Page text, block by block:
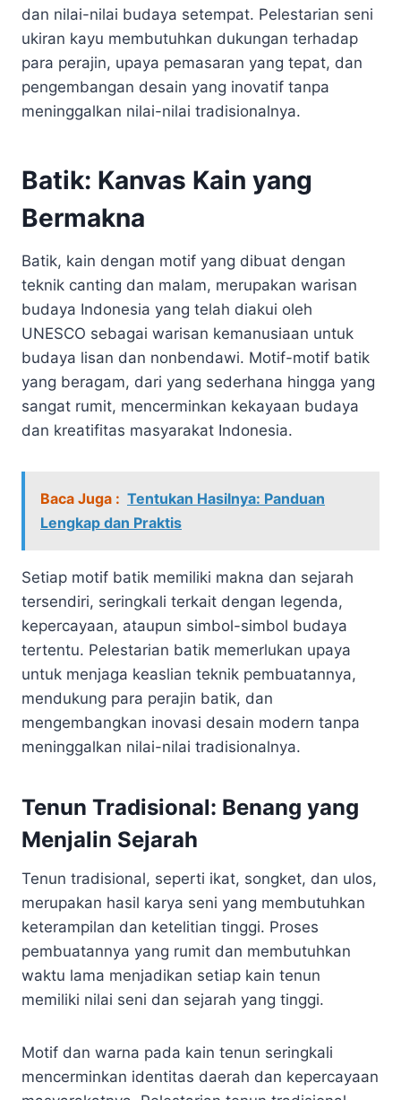
dan nilai-nilai budaya setempat. Pelestarian seni
ukiran kayu membutuhkan dukungan terhadap
para perajin, upaya pemasaran yang tepat, dan
pengembangan desain yang inovatif tanpa
meninggalkan nilai-nilai tradisionalnya.
Batik: Kanvas Kain yang
Bermakna
Batik, kain dengan motif yang dibuat dengan
teknik canting dan malam, merupakan warisan
budaya Indonesia yang telah diakui oleh
UNESCO sebagai warisan kemanusiaan untuk
budaya lisan dan nonbendawi. Motif-motif batik
yang beragam, dari yang sederhana hingga yang
sangat rumit, mencerminkan kekayaan budaya
dan kreatifitas masyarakat Indonesia.
Baca Juga : Tentukan Hasilnya: Panduan
Lengkap dan Praktis
Setiap motif batik memiliki makna dan sejarah
tersendiri, seringkali terkait dengan legenda,
kepercayaan, ataupun simbol-simbol budaya
tertentu. Pelestarian batik memerlukan upaya
untuk menjaga keaslian teknik pembuatannya,
mendukung para perajin batik, dan
mengembangkan inovasi desain modern tanpa
meninggalkan nilai-nilai tradisionalnya.
Tenun Tradisional: Benang yang
Menjalin Sejarah
Tenun tradisional, seperti ikat, songket, dan ulos,
merupakan hasil karya seni yang membutuhkan
keterampilan dan ketelitian tinggi. Proses
pembuatannya yang rumit dan membutuhkan
waktu lama menjadikan setiap kain tenun
memiliki nilai seni dan sejarah yang tinggi.
Motif dan warna pada kain tenun seringkali
mencerminkan identitas daerah dan kepercayaan